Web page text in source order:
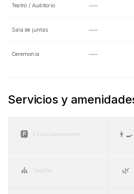
Teatro / Auditorio —
Sala de juntas —
Ceremonia —
Servicios y
🅿️ Estacionamiento 👨‍🍳
⛪ Capilla 🌿